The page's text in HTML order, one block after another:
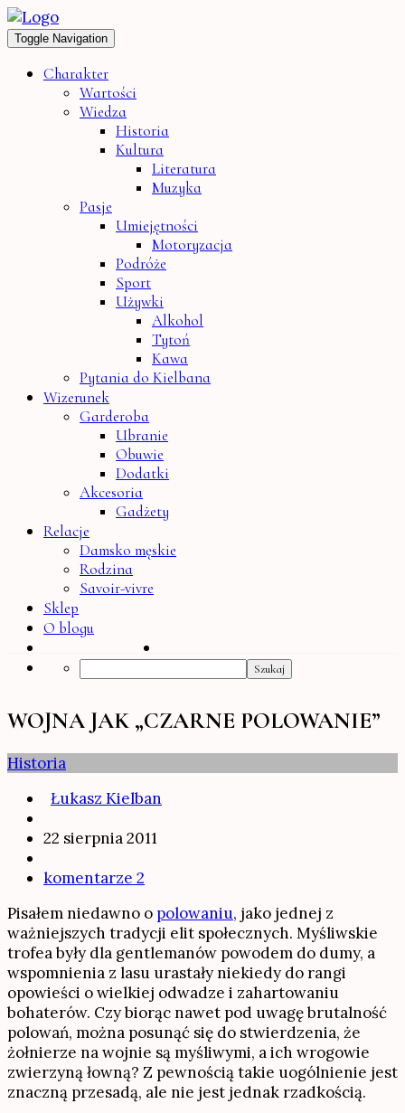
Toggle Navigation
Charakter
Wartości
Wiedza
Historia
Kultura
Literatura
Muzyka
Pasje
Umiejętności
Motoryzacja
Podróże
Sport
Używki
Alkohol
Tytoń
Kawa
Pytania do Kielbana
Wizerunek
Garderoba
Ubranie
Obuwie
Dodatki
Akcesoria
Gadżety
Relacje
Damsko męskie
Rodzina
Savoir-vivre
Sklep
O blogu
WOJNA JAK „CZARNE POLOWANIE”
Historia
Łukasz Kielban
22 sierpnia 2011
komentarze 2
Pisałem niedawno o polowaniu, jako jednej z
ważniejszych tradycji elit społecznych. Myśliwskie
trofea były dla gentlemanów powodem do dumy, a
wspomnienia z lasu urastały niekiedy do rangi
opowieści o wielkiej odwadze i zahartowaniu
bohaterów. Czy biorąc nawet pod uwagę brutalność
polowań, można posunąć się do stwierdzenia, że
żołnierze na wojnie są myśliwymi, a ich wrogowie
zwierzyną łowną? Z pewnością takie uogólnienie jest
znaczną przesadą, ale nie jest jednak rzadkością.